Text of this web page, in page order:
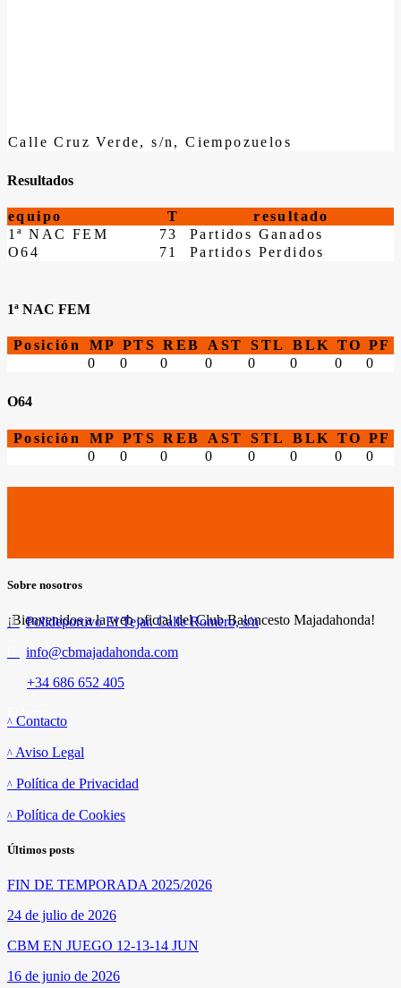
Calle Cruz Verde, s/n, Ciempozuelos
Resultados
equipo T
resultado
1ª NAC FEM
73
Partidos Ganados
O64
71 Partidos Perdidos
1ª NAC FEM
Posición MP PTS REB AST STL BLK TO PF
0
0 0 0 0 0 0 0
O64
Posición MP PTS REB AST STL BLK TO PF
0
0 0 0 0 0 0 0
Sobre nosotros
¡Bienvenidos a la web oficial del Club Baloncesto Majadahonda!
Polideportivo El Tejar. Calle Romero, s/n
info@cbmajadahonda.com
+34 686 652 405
Contacto
Aviso Legal
Política de Privacidad
Política de Cookies
Últimos posts
FIN DE TEMPORADA 2025/2026
24 de julio de 2026
CBM EN JUEGO 12-13-14 JUN
16 de junio de 2026